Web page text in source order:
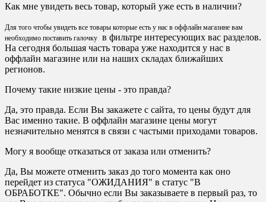
Как мне увидеть весь товар, который уже есть в наличии?
Для того чтобы увидеть все товары которые есть у нас в оффлайн магазине вам
необходимо поставить галочку в фильтре интересующих вас разделов.
На сегодня большая часть товара уже находится у нас в
оффлайн магазине или на наших складах ближайших
регионов.
Почему такие низкие цены - это правда?
Да, это правда. Если Вы закажете с сайта, то цены будут для
Вас именно такие. В оффлайн магазине цены могут
незначительно менятся в связи с частыми приходами товаров.
Могу я вообще отказаться от заказа или отменить?
Да, Вы можете отменить заказ до того момента как оно
перейдет из статуса "ОЖИДАНИЯ" в статус "В
ОБРАБОТКЕ". Обычно если Вы заказываете в первый раз, то